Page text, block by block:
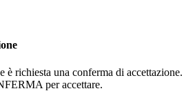
è richiesta una conferma di accettazione.
per accettare.